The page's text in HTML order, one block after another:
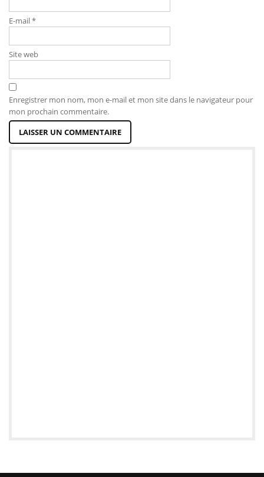
E-mail*
Site web
Enregistrer mon nom, mon e-mail et mon site dans le navigateur pour
mon prochain commentaire.